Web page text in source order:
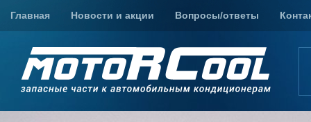
Главная Новости и акции Вопросы/ответы